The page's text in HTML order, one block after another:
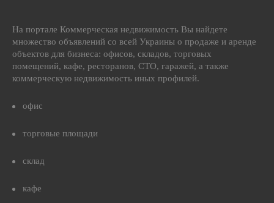
На портале Коммерческая недвижимость Вы найдете
множество объявлений со всей Украины о продаже и аренде
объектов для бизнеса: офисов, складов, торговых
помещений, кафе, ресторанов, СТО, гаражей, а также
коммерческую недвижимость иных профилей.
офис
торговые площади
склад
кафе